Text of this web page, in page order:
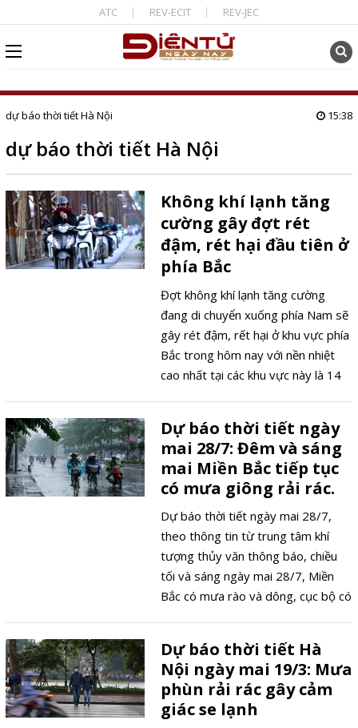
ATC REV-ECIT REV-JEC
dự báo thời tiết Hà Nội 15:38
dự báo thời tiết Hà Nội
Không khí lạnh tăng
cường gây đợt rét
đậm, rét hại đầu tiên ở
phía Bắc
Đợt không khí lạnh tăng cường
đang di chuyển xuống phía Nam sẽ
gây rét đậm, rết hại ở khu vực phía
Bắc trong hôm nay với nền nhiệt
cao nhất tại các khu vực này là 14
Dự báo thời tiết ngày
mai 28/7: Đêm và sáng
mai Miền Bắc tiếp tục
có mưa giông rải rác.
Dự báo thời tiết ngày mai 28/7,
theo thông tin từ trung tâm khí
tượng thủy văn thông báo, chiều
tối và sáng ngày mai 28/7, Miền
Bắc có mưa rào và dông, cục bộ có
và gió giật mạnh.
Dự báo thời tiết Hà
Nội ngày mai 19/3: Mưa
phùn rải rác gây cảm
giác se lạnh